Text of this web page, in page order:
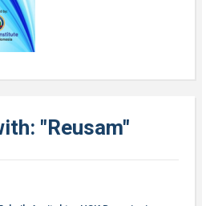
"Reusam"